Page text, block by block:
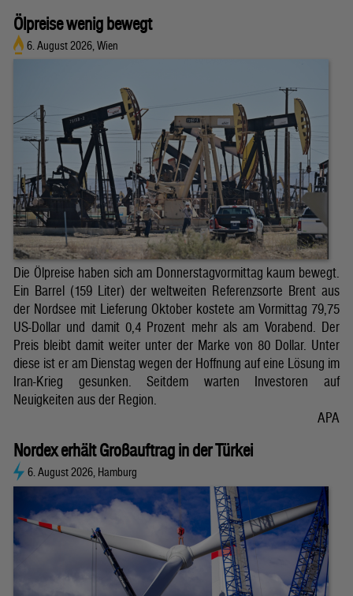
Ölpreise wenig bewegt
6. August 2026, Wien
Die Ölpreise haben sich am Donnerstagvormittag kaum bewegt.
Ein Barrel (159 Liter) der weltweiten Referenzsorte Brent aus
der Nordsee mit Lieferung Oktober kostete am Vormittag 79,75
US-Dollar und damit 0,4 Prozent mehr als am Vorabend. Der
Preis bleibt damit weiter unter der Marke von 80 Dollar. Unter
diese ist er am Dienstag wegen der Hoffnung auf eine Lösung im
Iran-Krieg gesunken. Seitdem warten Investoren auf
Neuigkeiten aus der Region.
APA
Nordex erhält Großauftrag in der Türkei
6. August 2026, Hamburg